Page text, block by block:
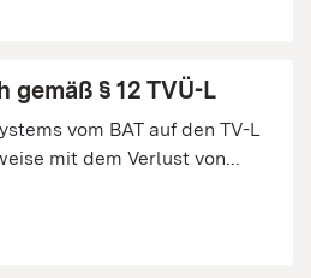
§ 12 TVÜ-L
vom BAT auf den TV-L
mit dem Verlust von...